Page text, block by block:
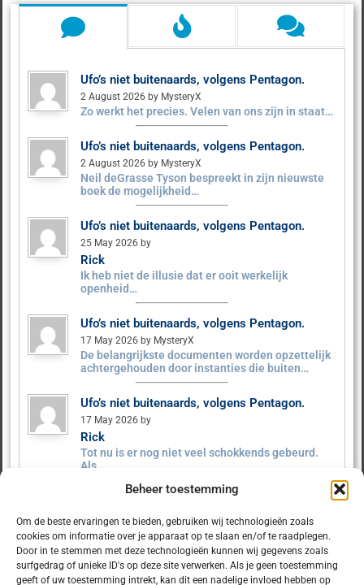
Beheer toestemming
Om de beste ervaringen te bieden, gebruiken wij technologieën zoals
cookies om informatie over je apparaat op te slaan en/of te raadplegen.
Door in te stemmen met deze technologieën kunnen wij gegevens zoals
surfgedrag of unieke ID's op deze site verwerken. Als je geen toestemming
geeft of uw toestemming intrekt, kan dit een nadelige invloed hebben op
Ufo’s niet buitenaards, volgens Pentagon.
2 August 2026 by MysteryX
Zo werkt het precies. Velen van ons zijn in staat…
Ufo’s niet buitenaards, volgens Pentagon.
2 August 2026 by MysteryX
Neil deGrasse Tyson bespreekt in zijn nieuwste
boek de mogelijkheid…
Ufo’s niet buitenaards, volgens Pentagon.
25 May 2026 by
Rick
Ik heb niet de illusie dat er ooit werkelijk
openheid…
Ufo’s niet buitenaards, volgens Pentagon.
17 May 2026 by MysteryX
De belangrijkste documenten worden opzettelijk
achtergehouden door instanties die buiten…
Ufo’s niet buitenaards, volgens Pentagon.
17 May 2026 by
Rick
Tot nu is er nog niet veel schokkends gebeurd.
Als…
Ufo’s niet buitenaards, volgens Pentagon.
9 May 2026 by MysteryX
Het Pentagon heeft ruim 160 UFO‑dossiers
vrijgegeven. Er zijn geen…